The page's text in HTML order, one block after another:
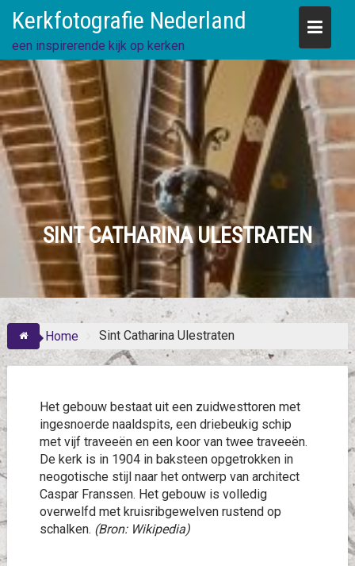
content
Kerkfotografie Nederland
een inspirerende kijk op kerken
SINT CATHARINA ULESTRATEN
Home Sint Catharina Ulestraten
Het gebouw bestaat uit een zuidwesttoren met
ingesnoerde naaldspits, een driebeukig schip
met vijf traveeën en een koor van twee traveeën.
De kerk is in 1904 in baksteen opgetrokken in
neogotische stijl naar het ontwerp van architect
Caspar Franssen. Het gebouw is volledig
overwelfd met kruisribgewelven rustend op
schalken. (Bron: Wikipedia)